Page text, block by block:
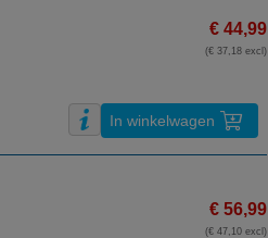
€ 44,99
(€ 37,18 excl)
In winkelwagen
€ 56,99
(€ 47,10 excl)